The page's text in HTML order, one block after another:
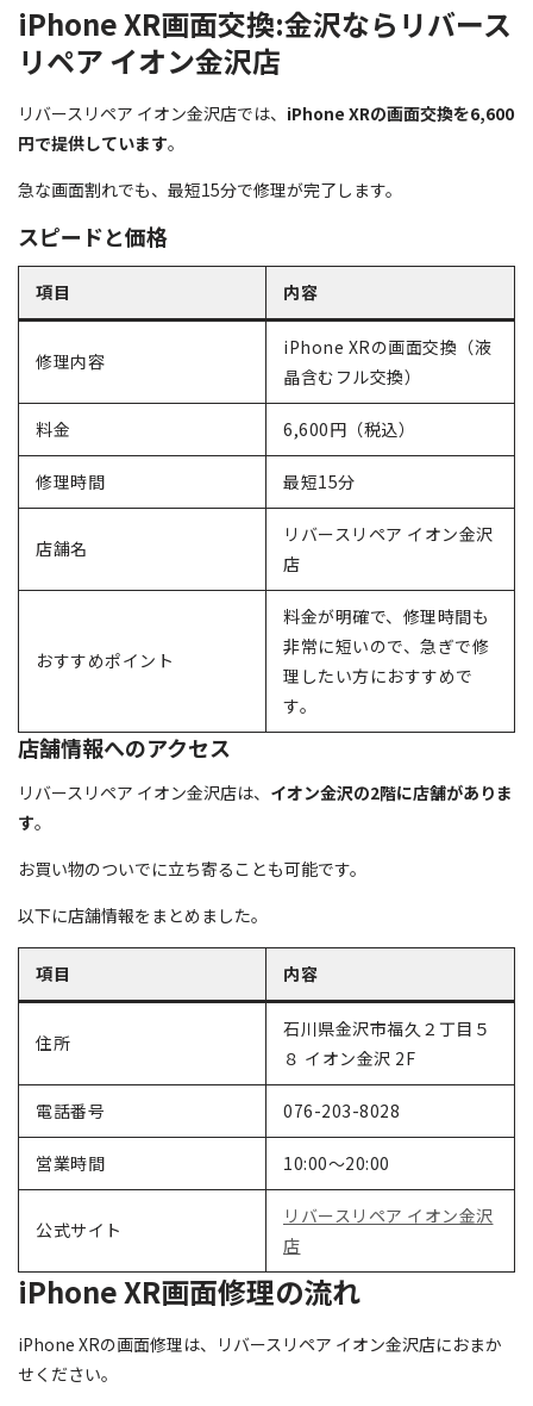
iPhone XR画面交換:金沢ならリバース
リペア イオン金沢店
リバースリペア イオン金沢店では、 iPhone XRの画面交換を6,600
円で提供しています。
急な画面割れでも、最短15分で修理が完了します。
スピードと価格
項目 内容
修理内容
iPhone XRの画面交換（液
晶含むフル交換）
料金 6,600円（税込）
修理時間 最短15分
店舗名
リバースリペア イオン金沢
店
おすすめポイント
料金が明確で、修理時間も
非常に短いので、急ぎで修
理したい方におすすめで
す。
店舗情報へのアクセス
リバースリペア イオン金沢店は、 イオン金沢の2階に店舗がありま
す。
お買い物のついでに立ち寄ることも可能です。
以下に店舗情報をまとめました。
項目 内容
住所
石川県金沢市福久２丁目５
８ イオン金沢 2F
電話番号 076-203-8028
営業時間 10:00～20:00
公式サイト
リバースリペア イオン金沢
店
iPhone XR画面修理の流れ
iPhone XRの画面修理は、リバースリペア イオン金沢店におまか
せください。